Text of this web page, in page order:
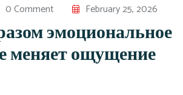
0 Comment February 25, 2026
эмоциональное
меняет ощущение